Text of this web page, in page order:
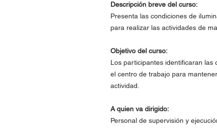
Descripción breve del curso:
Presenta las condiciones de
para realizar las actividades de
Objetivo del curso:
Los participantes identificaran las
el centro de trabajo para
actividad.
A quien va dirigido:
Personal de supervisión y